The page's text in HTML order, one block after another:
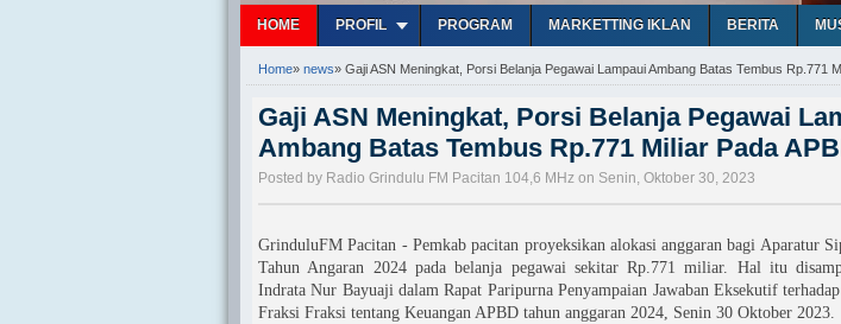
HOME PROFIL PROGRAM MARKETTING IKLAN BERITA
Home» news» Gaji ASN Meningkat, Porsi Belanja Pegawai Lampaui Ambang Batas Tembus Rp.771
Gaji ASN Meningkat, Porsi Belanja Pegawai
Ambang Batas Tembus Rp.771 Miliar Pada
Posted by Radio Grindulu FM Pacitan 104,6 MHz on Senin, Oktober 30, 2023
GrinduluFM Pacitan - Pemkab pacitan proyeksikan alokasi anggaran bagi Aparatur
Tahun Angaran 2024 pada belanja pegawai sekitar Rp.771 miliar. Hal itu
Indrata Nur Bayuaji dalam Rapat Paripurna Penyampaian Jawaban Eksekutif
Fraksi Fraksi tentang Keuangan APBD tahun anggaran 2024, Senin 30 Oktober 2023.